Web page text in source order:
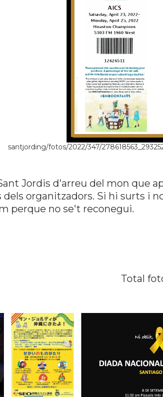
santjording/fotos/2022/347/
Jordis d'arreu del mon que
organitzadors. Si hi surts i
perque no se't reconegui.
Total